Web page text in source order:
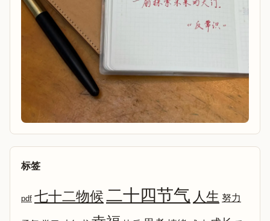
标签
pdf 七十二物候二十四节气 人生 努力